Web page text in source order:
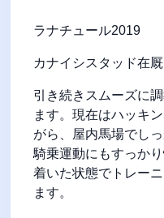
ラナチュール2019
カナイシスタッド在厩
引き続きスムーズに
ます。現在はハッキ
がら、屋内馬場でし
騎乗運動にもすっか
着いた状態でトレー
ます。